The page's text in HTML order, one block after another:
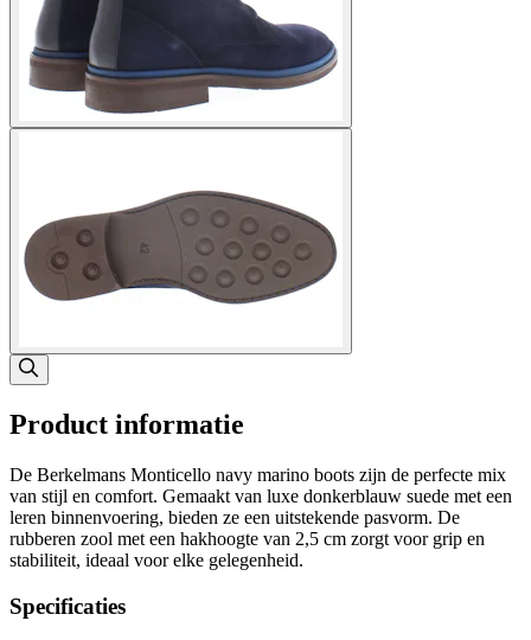
Product informatie
De Berkelmans Monticello navy marino boots zijn de perfecte mix
van stijl en comfort. Gemaakt van luxe donkerblauw suede met een
leren binnenvoering, bieden ze een uitstekende pasvorm. De
rubberen zool met een hakhoogte van 2,5 cm zorgt voor grip en
stabiliteit, ideaal voor elke gelegenheid.
Specificaties